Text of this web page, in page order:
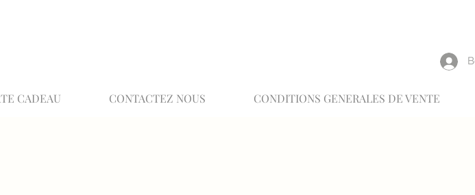
CADEAU CONTACTEZ NOUS CONDITIONS GENERALES DE VENTE